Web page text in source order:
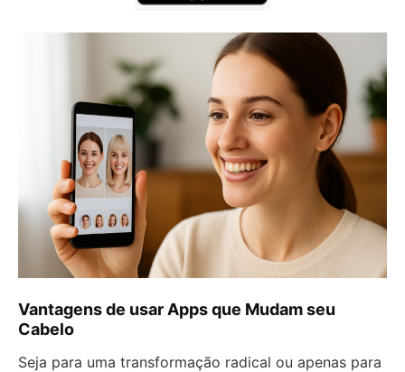
Vantagens de usar Apps que Mudam seu
Cabelo
Seja para uma transformação radical ou apenas para